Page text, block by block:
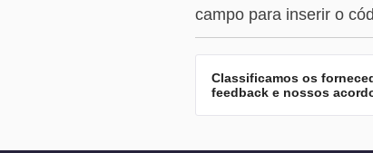
campo para inserir o
Classificamos os
feedback e nossos